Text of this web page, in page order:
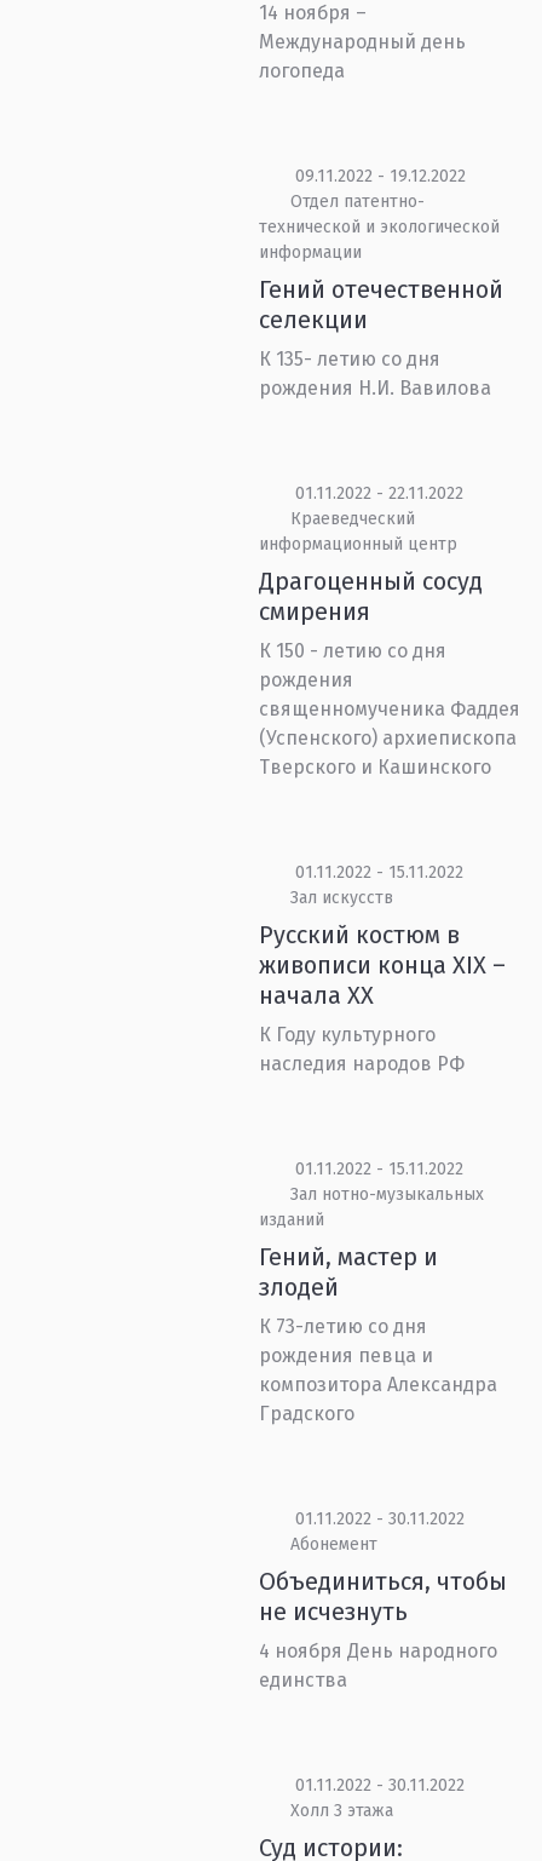
14 ноября –
Международный день
логопеда
09.11.2022 - 19.12.2022
Отдел патентно-
технической и экологической
информации
Гений отечественной
селекции
К 135- летию со дня
рождения Н.И. Вавилова
01.11.2022 - 22.11.2022
Краеведческий
информационный центр
Драгоценный сосуд
смирения
К 150 - летию со дня
рождения
священномученика Фаддея
(Успенского) архиепископа
Тверского и Кашинского
01.11.2022 - 15.11.2022
Зал искусств
Русский костюм в
живописи конца XIX –
начала XX
К Году культурного
наследия народов РФ
01.11.2022 - 15.11.2022
Зал нотно-музыкальных
изданий
Гений, мастер и
злодей
К 73-летию со дня
рождения певца и
композитора Александра
Градского
01.11.2022 - 30.11.2022
Абонемент
Объединиться, чтобы
не исчезнуть
4 ноября День народного
единства
01.11.2022 - 30.11.2022
Холл 3 этажа
Суд истории: